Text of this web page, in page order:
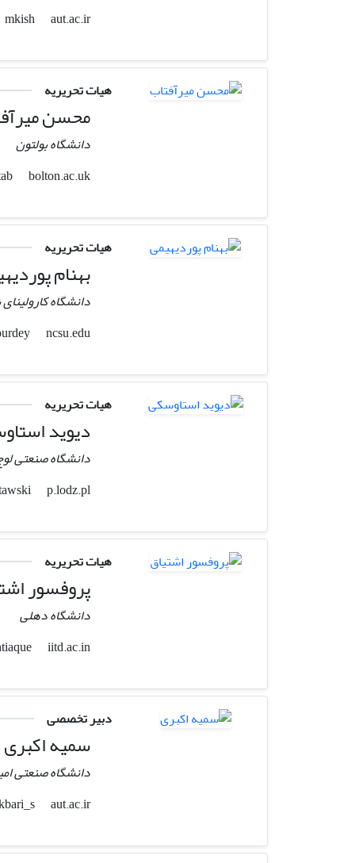
mkish
aut.ac.ir
هیات تحریریه
محسن
دانشگاه بولتون
m.miraftab
bolton.ac.uk
هیات تحریریه
بهنام
دانشگاه
bpourdey
ncsu.edu
هیات تحریریه
دیوید
دانشگاه صنعتی
dawid.stawski
p.lodz.pl
هیات تحریریه
پروفسور
دانشگاه دهلی
ishtiaque
iitd.ac.in
دبیر تخصصی
سمیه اکبری
دانشگاه صنعتی
akbari_s
aut.ac.ir